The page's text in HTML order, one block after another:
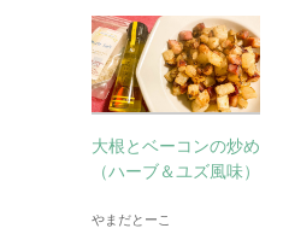
大根とベーコンの炒め
（ハーブ＆ユズ風味）
やまだとーこ